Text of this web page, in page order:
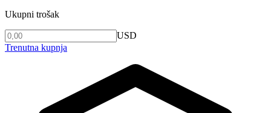
Ukupni trošak
USD
Trenutna kupnja